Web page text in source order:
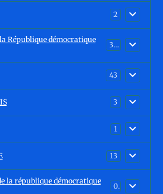
2
République démocratique
30
43
3
1
13
la république démocratique
0